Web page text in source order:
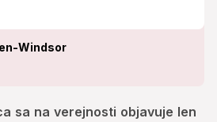
Windsor
sa na verejnosti objavuje len